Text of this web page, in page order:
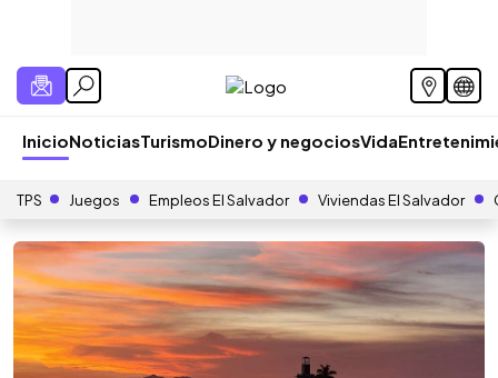
InicioNoticiasTurismoDinero y negociosVida
TPS Juegos Empleos El Salvador Viviendas El Salvador